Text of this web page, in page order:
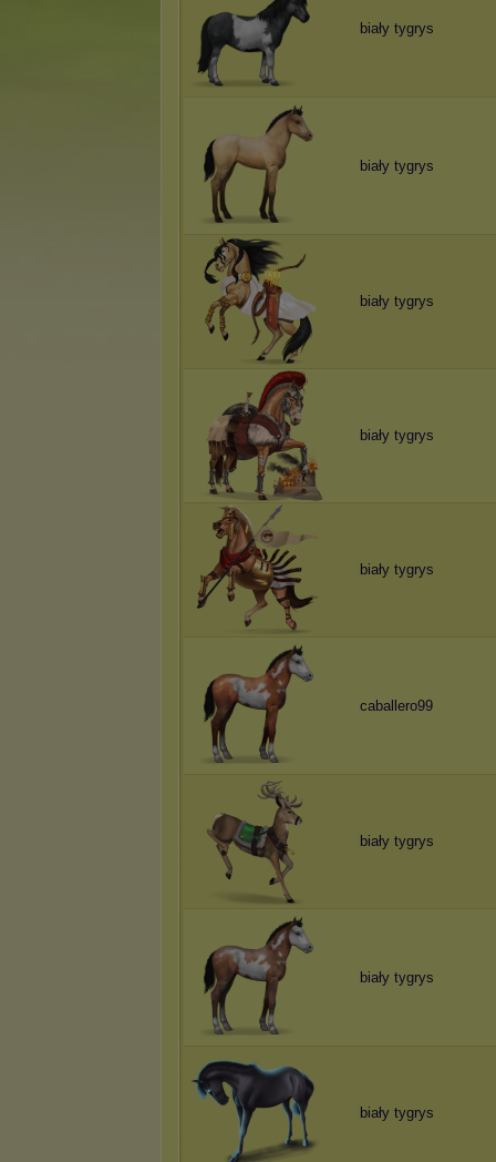
biały tygrys
biały tygrys
biały tygrys
biały tygrys
biały tygrys
caballero99
biały tygrys
biały tygrys
biały tygrys